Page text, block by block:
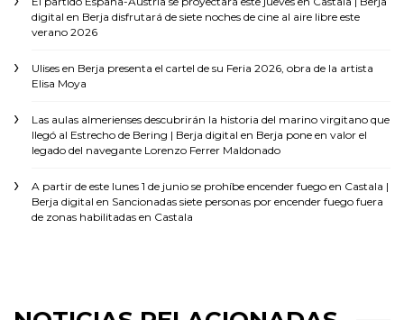
digital en Berja disfrutará de siete noches de cine al aire libre este
verano 2026
Ulises en Berja presenta el cartel de su Feria 2026, obra de la artista
Elisa Moya
Las aulas almerienses descubrirán la historia del marino virgitano que
llegó al Estrecho de Bering | Berja digital en Berja pone en valor el
legado del navegante Lorenzo Ferrer Maldonado
A partir de este lunes 1 de junio se prohíbe encender fuego en Castala |
Berja digital en Sancionadas siete personas por encender fuego fuera
de zonas habilitadas en Castala